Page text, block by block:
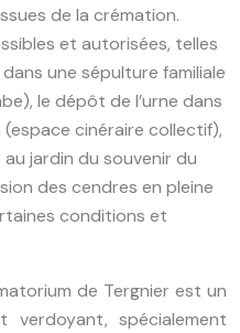
de la crémation.
et autorisées, telles
dans une sépulture familiale
le dépôt de l’urne dans
cinéraire collectif),
jardin du souvenir du
des cendres en pleine
conditions et
de Tergnier est un
verdoyant, spécialement